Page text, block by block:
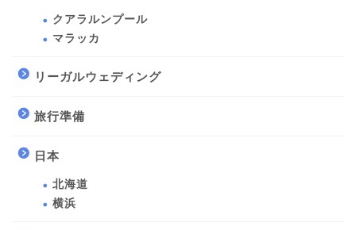
クアラルンプール
マラッカ
リーガルウェディング
旅行準備
日本
北海道
横浜